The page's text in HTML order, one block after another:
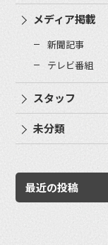
メディア掲載
新聞記事
テレビ番組
スタッフ
未分類
最近の投稿